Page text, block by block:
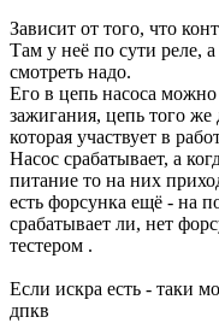
Зависит от того, что
Там у неё по сути реле,
смотреть надо.
Его в цепь насоса
зажигания, цепь того
которая участвует в
Насос срабатывает, а
питание то на них
есть форсунка ещё - на
срабатывает ли, нет
тестером .
Если искра есть - таки
дпкв